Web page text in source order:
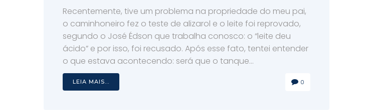
Recentemente, tive um problema na propriedade do meu pai,
o caminhoneiro fez o teste de alizarol e o leite foi reprovado,
segundo o José Édson que trabalha conosco: o “leite deu
ácido” e por isso, foi recusado. Após esse fato, tentei entender
o que estava acontecendo: será que o tanque...
LEIA MAIS... 0